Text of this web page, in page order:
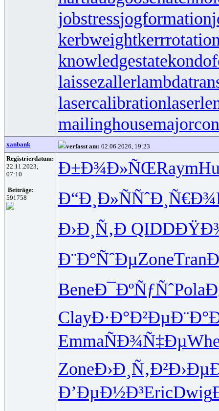
jobstressjogformation
kerbweight
knowledgestate
laissezaller
lasercalibration
mailinghouse
xanbank verfasst am: 02.06.2026, 19:23
Registrierdatum:
22.11.2023,
07:10
Beiträge:
591758
Ð±Ð¾Ð»ÑŒRaym
Ð“Ð¸Ð»ÑÑˆÐ¸Ñ€Ð¾
Ð›Ð¸Ñ‚Ð QIDD
Ð¨Ð°ÑˆÐµZoneTran
BeneÐ¯ÐºÑƒÑˆPola
ClayÐ·Ð°Ð²Ðµ
EmmaÑÐ¾Ñ‡Ðµ
ZoneÐ›Ð¸Ñ‚Ð²
Ð’ÐµÐ½Ð³EricDwig